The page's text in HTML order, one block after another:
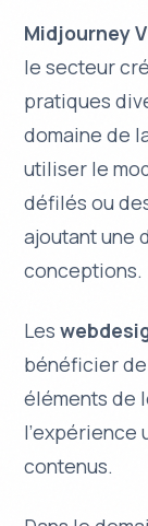
Midjourney
le secteur
pratiques
domaine de
utiliser le
défilés ou
ajoutant une
conceptions.
Les
bénéficier
éléments de
l’expérience
contenus.